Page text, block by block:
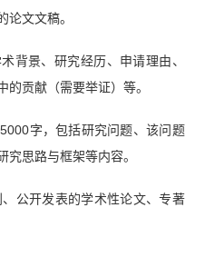
论文文稿。
背景、研究经历、申请理由、
贡献（需要举证）等。
字，包括研究问题、该问题
究思路与框架等内容。
公开发表的学术性论文、专著